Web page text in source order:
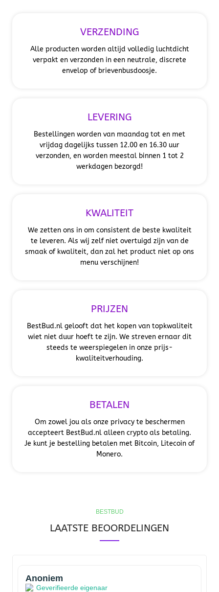
VERZENDING
Alle producten worden altijd volledig luchtdicht
verpakt en verzonden in een neutrale, discrete
envelop of brievenbusdoosje.
LEVERING
Bestellingen worden van maandag tot en met
vrijdag dagelijks tussen 12.00 en 16.30 uur
verzonden, en worden meestal binnen 1 tot 2
werkdagen bezorgd!
KWALITEIT
We zetten ons in om consistent de beste kwaliteit
te leveren. Als wij zelf niet overtuigd zijn van de
smaak of kwaliteit, dan zal het product niet op ons
menu verschijnen!
PRIJZEN
BestBud.nl gelooft dat het kopen van topkwaliteit
wiet niet duur hoeft te zijn. We streven ernaar dit
steeds te weerspiegelen in onze prijs-
kwaliteitverhouding.
BETALEN
Om zowel jou als onze privacy te beschermen
accepteert BestBud.nl alleen crypto als betaling.
Je kunt je bestelling betalen met Bitcoin, Litecoin of
Monero.
BESTBUD
LAATSTE BEOORDELINGEN
Anoniem
Geverifieerde eigenaar